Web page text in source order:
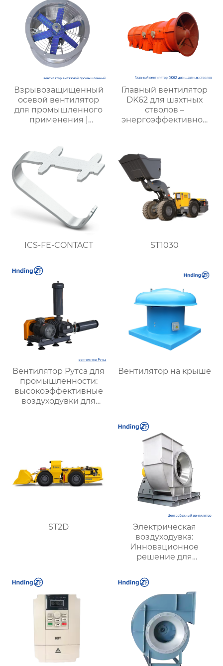
Взрывозащищенный
осевой вентилятор
для промышленного
применения |
вентиляция
Главный вентилятор
DK62 для шахтных
стволов –
энергоэффективное
ICS-FE-CONTACT ST1030
Вентилятор Рутса для
промышленности:
высокоэффективные
воздуходувки для
Вентилятор на крыше
ST2D
Электрическая
воздуходувка:
Инновационное
решение для
воздухообмена и
энергосбережения